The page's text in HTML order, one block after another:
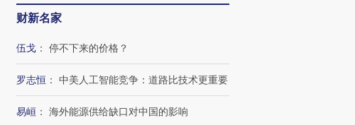
财新名家
伍戈 ： 停不下来的价格？
罗志恒 ： 中美人工智能竞争：道路比技术更重要
易峘 ： 海外能源供给缺口对中国的影响